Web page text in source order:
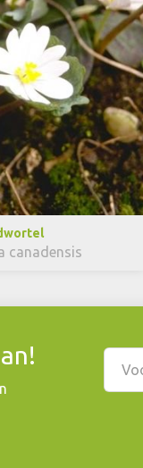
canadensis